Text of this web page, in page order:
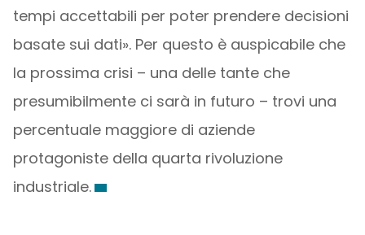
tempi accettabili per poter prendere decisioni
basate sui dati». Per questo è auspicabile che
la prossima crisi – una delle tante che
presumibilmente ci sarà in futuro – trovi una
percentuale maggiore di aziende
protagoniste della quarta rivoluzione
industriale.